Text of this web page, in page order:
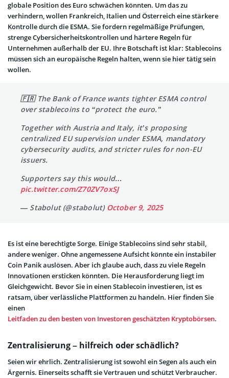
globale Position des Euro schwächen könnten. Um das zu
verhindern, wollen Frankreich, Italien und Österreich eine stärkere
Kontrolle durch die ESMA. Sie fordern regelmäßige Prüfungen,
strenge Cybersicherheitskontrollen und härtere Regeln für
Unternehmen außerhalb der EU. Ihre Botschaft ist klar: Stablecoins
müssen sich an europäische Regeln halten, wenn sie hier tätig sein
wollen.
🇫🇷 The Bank of France wants tighter ESMA control
over stablecoins to “protect the euro.”
Together with Austria and Italy, it’s proposing
centralized EU supervision under ESMA, mandatory
cybersecurity audits, and stricter rules for non-EU
issuers.
Supporters say this would…
pic.twitter.com/Z70ZV7oxSJ
— Stabolut (@stabolut) October 9, 2025
Es ist eine berechtigte Sorge. Einige Stablecoins sind sehr stabil,
andere weniger. Ohne angemessene Aufsicht könnte ein instabiler
Coin Panik auslösen. Aber ich glaube auch, dass zu viele Regeln
Innovationen ersticken könnten. Die Herausforderung liegt im
Gleichgewicht. Bevor Sie in einen Stablecoin investieren, ist es
ratsam, über verlässliche Plattformen zu handeln. Hier finden Sie
einen
Leitfaden zu den besten von Investoren geschätzten Kryptobörsen.
Zentralisierung – hilfreich oder schädlich?
Seien wir ehrlich. Zentralisierung ist sowohl ein Segen als auch ein
Ärgernis. Einerseits schafft sie Vertrauen und schützt Verbraucher.